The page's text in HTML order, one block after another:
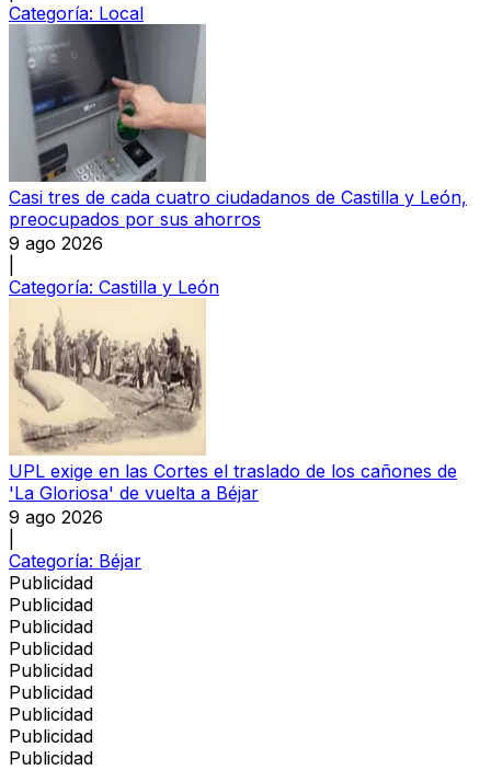
Categoría: Local
Casi tres de cada cuatro ciudadanos de Castilla y León,
preocupados por sus ahorros
9 ago 2026
Categoría: Castilla y León
UPL exige en las Cortes el traslado de los cañones de
'La Gloriosa' de vuelta a Béjar
9 ago 2026
Categoría: Béjar
Publicidad
Publicidad
Publicidad
Publicidad
Publicidad
Publicidad
Publicidad
Publicidad
Publicidad